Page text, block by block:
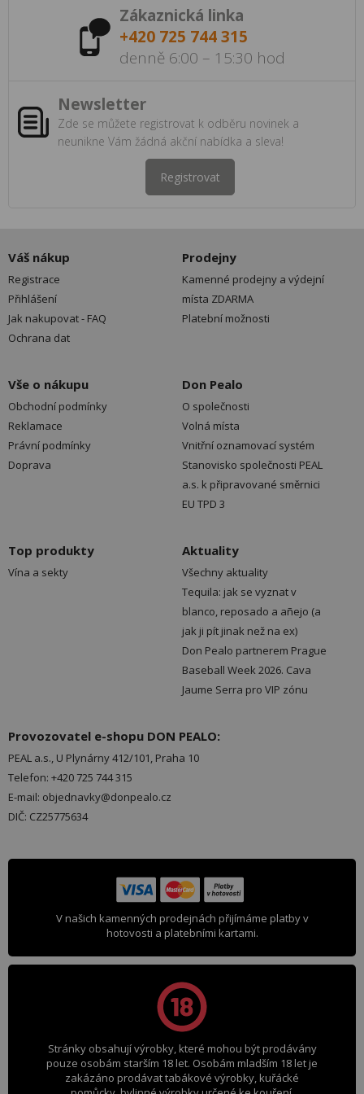
Zákaznická linka
+420 725 744 315
denně 6:00 – 15:30 hod
Newsletter
Zde se můžete registrovat k odběru novinek a
neunikne Vám žádná akční nabídka a sleva!
Registrovat
Váš nákup
Registrace
Přihlášení
Jak nakupovat - FAQ
Ochrana dat
Prodejny
Kamenné prodejny a výdejní
místa ZDARMA
Platební možnosti
Vše o nákupu
Obchodní podmínky
Reklamace
Právní podmínky
Doprava
Don Pealo
O společnosti
Volná místa
Vnitřní oznamovací systém
Stanovisko společnosti PEAL
a.s. k připravované směrnici
EU TPD 3
Top produkty
Vína a sekty
Aktuality
Všechny aktuality
Tequila: jak se vyznat v
blanco, reposado a añejo (a
jak ji pít jinak než na ex)
Don Pealo partnerem Prague
Baseball Week 2026. Cava
Jaume Serra pro VIP zónu
Provozovatel e-shopu DON PEALO:
PEAL a.s., U Plynárny 412/101, Praha 10
Telefon: +420 725 744 315
E-mail: objednavky@donpealo.cz
DIČ: CZ25775634
V našich kamenných prodejnách přijímáme platby v
hotovosti a platebními kartami.
Stránky obsahují výrobky, které mohou být prodávány
pouze osobám starším 18 let. Osobám mladším 18 let je
zakázáno prodávat tabákové výrobky, kuřácké